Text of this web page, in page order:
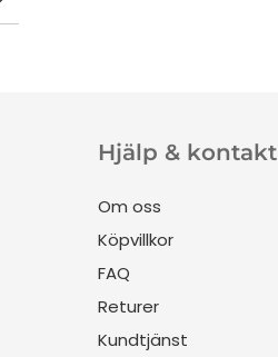
Hjälp & kontakt
Om oss
Köpvillkor
FAQ
Returer
Kundtjänst